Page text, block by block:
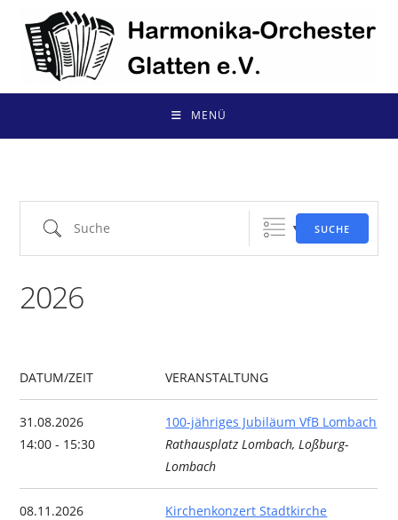
Inhalt
springen
MENÜ
Suche SUCHE
2026
DATUM/ZEIT VERANSTALTUNG
31.08.2026
14:00 - 15:30
100-jähriges Jubiläum VfB Lombach
Rathausplatz Lombach, Loßburg-
Lombach
08.11.2026
Kirchenkonzert Stadtkirche